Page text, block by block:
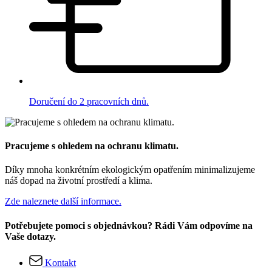
Doručení do 2 pracovních dnů.
Pracujeme s ohledem na ochranu klimatu.
Díky mnoha konkrétním ekologickým opatřením minimalizujeme
náš dopad na životní prostředí a klima.
Zde naleznete další informace.
Potřebujete pomoci s objednávkou? Rádi Vám odpovíme na
Vaše dotazy.
Kontakt